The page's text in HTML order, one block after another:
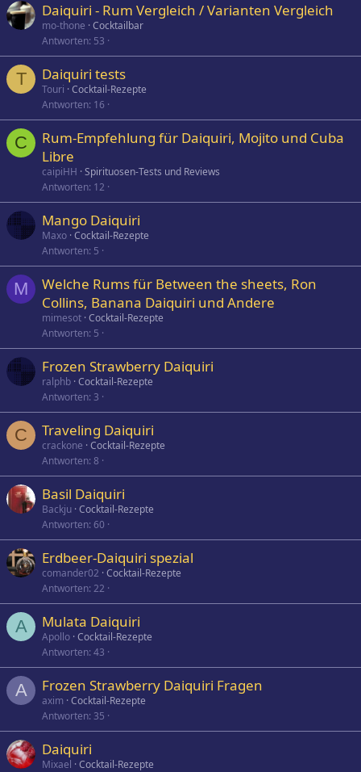
Daiquiri - Rum Vergleich / Varianten Vergleich
mo-thone Cocktailbar
Antworten 53
T Daiquiri tests
Touri Cocktail-Rezepte
Antworten 16
C
Rum-Empfehlung für Daiquiri, Mojito und Cuba
Libre
caipiHH Spirituosen-Tests und Reviews
Antworten 12
Mango Daiquiri
Maxo Cocktail-Rezepte
Antworten 5
M
Welche Rums für Between the sheets, Ron
Collins, Banana Daiquiri und Andere
mimesot Cocktail-Rezepte
Antworten 5
Frozen Strawberry Daiquiri
ralphb Cocktail-Rezepte
Antworten 3
C Traveling Daiquiri
crackone Cocktail-Rezepte
Antworten 8
Basil Daiquiri
Backju Cocktail-Rezepte
Antworten 60
Erdbeer-Daiquiri spezial
comander02 Cocktail-Rezepte
Antworten 22
A Mulata Daiquiri
Apollo Cocktail-Rezepte
Antworten 43
A Frozen Strawberry Daiquiri Fragen
axim Cocktail-Rezepte
Antworten 35
Daiquiri
Mixael Cocktail-Rezepte